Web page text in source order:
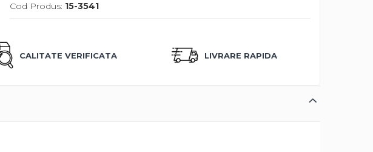
Cod Produs: 15-3541
CALITATE VERIFICATA LIVRARE RAPIDA